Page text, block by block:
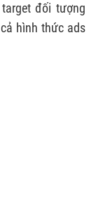
đối tượng
hình thức ads